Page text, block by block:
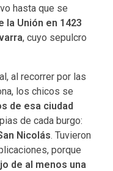
hasta que se
la Unión en 1423
, cuyo sepulcro
al recorrer por las
los chicos se
de esa ciudad
de cada burgo:
Nicolás. Tuvieron
porque
de al menos una